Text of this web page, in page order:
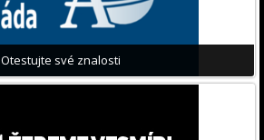
Otestujte své znalosti